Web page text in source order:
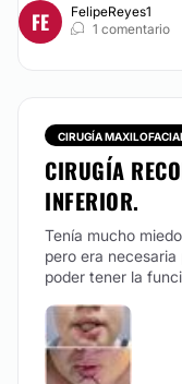
FE
FelipeReyes1
1 comentario
CIRUGÍA
CIRUGÍA
INFERIOR.
Tenía mucho
pero era
poder tener la